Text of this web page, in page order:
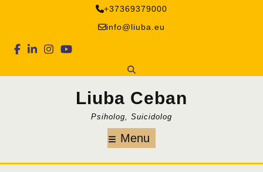
+37369379000
info@liuba.eu
Facebook
Linkedin
Instagram
Youtube
Liuba Ceban
Psiholog, Suicidolog
Menu